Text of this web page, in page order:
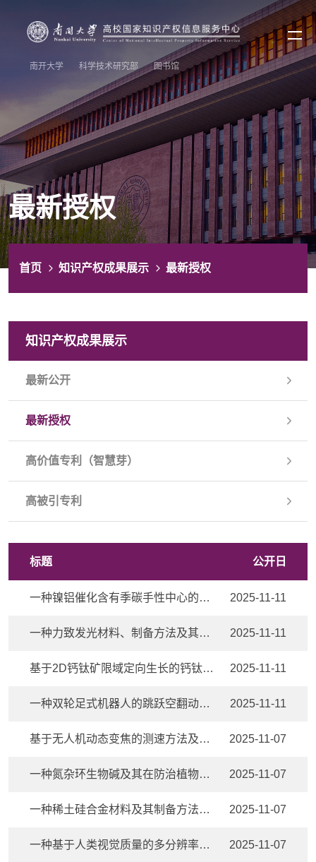
南开大学 科学技术研究部 图书馆
最新授权
首页 知识产权成果展示 最新授权
标题 公开日
一种镍铝催化含有季碳手性中心的五元内酰胺的合成方法 2025-11-11
一种力致发光材料、制备方法及其在集成传感方面的应用 2025-11-11
基于2D钙钛矿限域定向生长的钙钛矿光活性层制备方法、太阳电池及制备方法 2025-11-11
一种双轮足式机器人的跳跃空翻动作控制方法和装置 2025-11-11
基于无人机动态变焦的测速方法及巡检系统 2025-11-07
一种氮杂环生物碱及其在防治植物病毒方面的应用 2025-11-07
一种稀土硅合金材料及其制备方法和在锂电池中的应用 2025-11-07
一种基于人类视觉质量的多分辨率图像压缩方法 2025-11-07
知识产权成果展示
最新公开
最新授权
高价值专利（智慧芽）
高被引专利